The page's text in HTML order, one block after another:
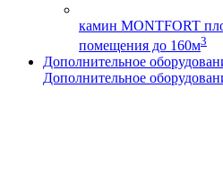
камин MONTFORT
помещения до 160м3
Дополнительное
Дополнительное